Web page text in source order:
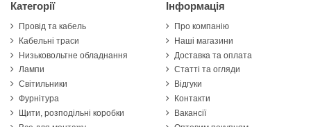
Категорії
Провід та кабель
Кабельні траси
Низьковольтне обладнання
Лампи
Світильники
Фурнітура
Щити, розподільні коробки
Інформація
Про компанію
Наші магазини
Доставка та оплата
Статті та огляди
Відгуки
Контакти
Вакансії